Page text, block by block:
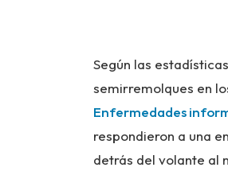
Según las
semirremolques en
Enfermedades
respondieron a una
detrás del volante al